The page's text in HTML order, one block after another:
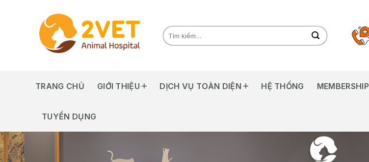
TRANG CHỦ GIỚI THIỆU DỊCH VỤ TOÀN DIỆN HỆ THỐNG MEMBERSHIP
TUYỂN DỤNG